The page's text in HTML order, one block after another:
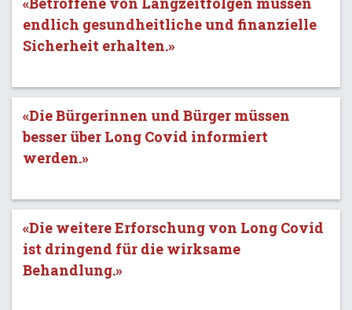
endlich gesundheitliche und finanzielle
Sicherheit erhalten.»
«Die Bürgerinnen und Bürger müssen
besser über Long Covid informiert
werden.»
«Die weitere Erforschung von Long Covid
ist dringend für die wirksame
Behandlung.»